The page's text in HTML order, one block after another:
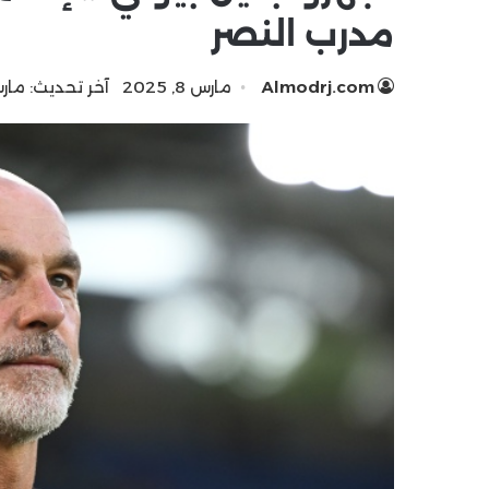
مدرب النصر
Almodrj.com مارس 8, 2025 آخر تحديث: مارس 8,